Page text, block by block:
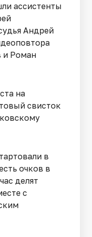
ассистенты
Андрей
и Роман
на
свисток
в
очков в
делят
с